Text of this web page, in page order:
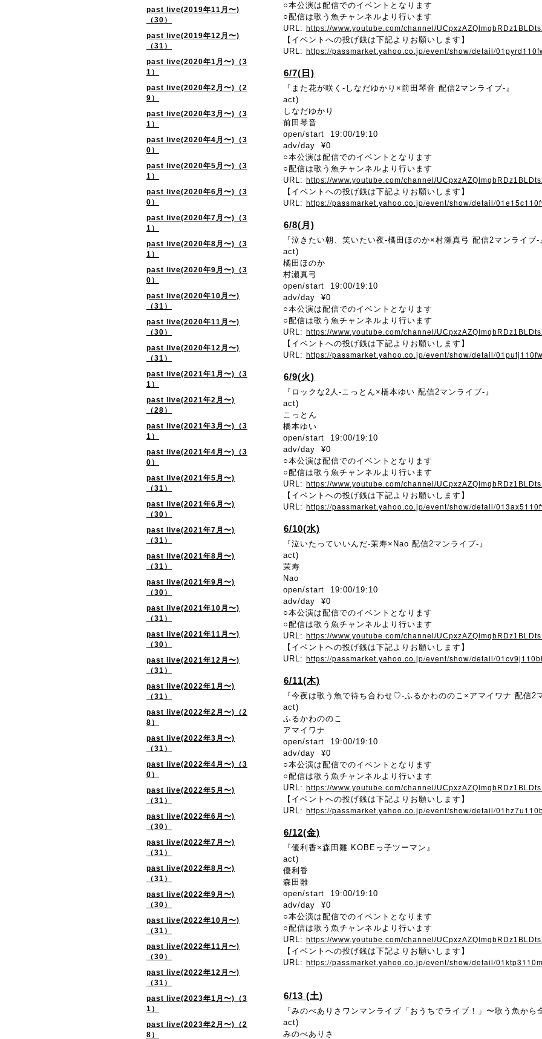
past live(2019年11月〜)
（30）
past live(2019年12月〜)
（31）
past live(2020年1月〜)（3
1）
past live(2020年2月〜)（2
9）
past live(2020年3月〜)（3
1）
past live(2020年4月〜)（3
0）
past live(2020年5月〜)（3
1）
past live(2020年6月〜)（3
0）
past live(2020年7月〜)（3
1）
past live(2020年8月〜)（3
1）
past live(2020年9月〜)（3
0）
past live(2020年10月〜)
（31）
past live(2020年11月〜)
（30）
past live(2020年12月〜)
（31）
past live(2021年1月〜)（3
1）
past live(2021年2月〜)
（28）
past live(2021年3月〜)（3
1）
past live(2021年4月〜)（3
0）
past live(2021年5月〜)
（31）
past live(2021年6月〜)
（30）
past live(2021年7月〜)
（31）
past live(2021年8月〜)
（31）
past live(2021年9月〜)
（30）
past live(2021年10月〜)
（31）
past live(2021年11月〜)
（30）
past live(2021年12月〜)
（31）
past live(2022年1月〜)
（31）
past live(2022年2月〜)（2
8）
past live(2022年3月〜)
（31）
past live(2022年4月〜)（3
0）
past live(2022年5月〜)
（31）
past live(2022年6月〜)
（30）
past live(2022年7月〜)
（31）
past live(2022年8月〜)
（31）
past live(2022年9月〜)
（30）
past live(2022年10月〜)
（31）
past live(2022年11月〜)
（30）
past live(2022年12月〜)
（31）
past live(2023年1月〜)（3
1）
past live(2023年2月〜)（2
8）
○本公演は配信でのイベントとなります
○配信は歌う魚チャンネルより行います
URL: https://www.youtube.com/channel/
【イベントへの投げ銭は下記よりお願いします】
URL: https://passmarket.yahoo.co.jp/event/show/detail/
6/7(日)
『また花が咲く-しなだゆかり×前田琴音 配信2マンライブ-』
act)
しなだゆかり
前田琴音
open/start 19:00/19:10
adv/day ¥0
○本公演は配信でのイベントとなります
○配信は歌う魚チャンネルより行います
URL: https://www.youtube.com/channel/
【イベントへの投げ銭は下記よりお願いします】
URL: https://passmarket.yahoo.co.jp/event/show/detail/
6/8(月)
『泣きたい朝、笑いたい夜-橘田ほのか×村瀬真弓 配信2マンライブ-
act)
橘田ほのか
村瀬真弓
open/start 19:00/19:10
adv/day ¥0
○本公演は配信でのイベントとなります
○配信は歌う魚チャンネルより行います
URL: https://www.youtube.com/channel/
【イベントへの投げ銭は下記よりお願いします】
URL: https://passmarket.yahoo.co.jp/event/show/detail/
6/9(火)
『ロックな2人-こっとん×橋本ゆい 配信2マンライブ-』
act)
こっとん
橋本ゆい
open/start 19:00/19:10
adv/day ¥0
○本公演は配信でのイベントとなります
○配信は歌う魚チャンネルより行います
URL: https://www.youtube.com/channel/
【イベントへの投げ銭は下記よりお願いします】
URL: https://passmarket.yahoo.co.jp/event/show/detail/
6/10(水)
『泣いたっていいんだ-茉寿×Nao 配信2マンライブ-』
act)
茉寿
Nao
open/start 19:00/19:10
adv/day ¥0
○本公演は配信でのイベントとなります
○配信は歌う魚チャンネルより行います
URL: https://www.youtube.com/channel/
【イベントへの投げ銭は下記よりお願いします】
URL: https://passmarket.yahoo.co.jp/event/show/detail/
6/11(木)
『今夜は歌う魚で待ち合わせ♡-ふるかわののこ×アマイワナ 配信2
act)
ふるかわののこ
アマイワナ
open/start 19:00/19:10
adv/day ¥0
○本公演は配信でのイベントとなります
○配信は歌う魚チャンネルより行います
URL: https://www.youtube.com/channel/
【イベントへの投げ銭は下記よりお願いします】
URL: https://passmarket.yahoo.co.jp/event/show/detail/
6/12(金)
『優利香×森田雛 KOBEっ子ツーマン』
act)
優利香
森田雛
open/start 19:00/19:10
adv/day ¥0
○本公演は配信でのイベントとなります
○配信は歌う魚チャンネルより行います
URL: https://www.youtube.com/channel/
【イベントへの投げ銭は下記よりお願いします】
URL: https://passmarket.yahoo.co.jp/event/show/detail/
6/13 (土)
『みのべありさワンマンライブ「おうちでライブ！」〜歌う魚から
act)
みのべありさ